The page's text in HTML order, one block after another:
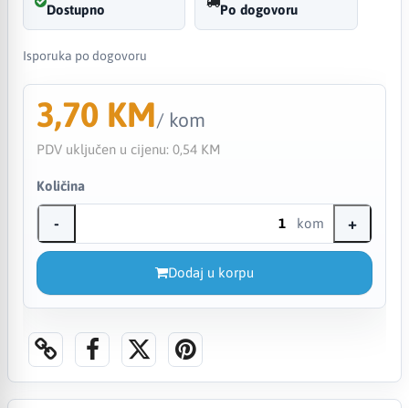
Dostupno Po dogovoru
Isporuka po dogovoru
3,70 KM/ kom
PDV uključen u cijenu: 0,54 KM
Količina
- kom +
Dodaj u korpu